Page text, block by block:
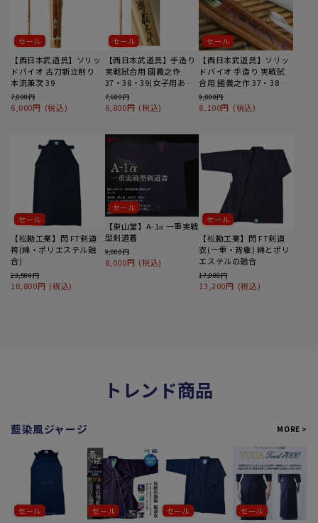
セール
【西日本武道具】ソリッ
ドバイオ 古刀新立削り
本流兼次 39
7,000円
6,000円 (税込)
セール
【西日本武道具】手造り
実戦試合用 國義之作
37・38・39(女子用あり)
納期1か月
7,600円
6,800円 (税込)
セール
【西日本武道具】ソリッ
ドバイオ 手造り 実戦試
合用 國義之作 37・38・
39納期1か月～
9,000円
8,100円 (税込)
セール
【松勘工業】閃 FT剣道
袴(綿・ポリエステル融
合)
23,500円
18,800円 (税込)
セール
【東山堂】A-1α 一重実戦
型剣道着
9,000円
8,000円 (税込)
セール
【松勘工業】閃 FT剣道
衣(一重・背継) 綿とポリ
エステルの融合
17,000円
13,200円 (税込)
トレンド商品
藍染風ジャージ MORE >
セール セール セール セール